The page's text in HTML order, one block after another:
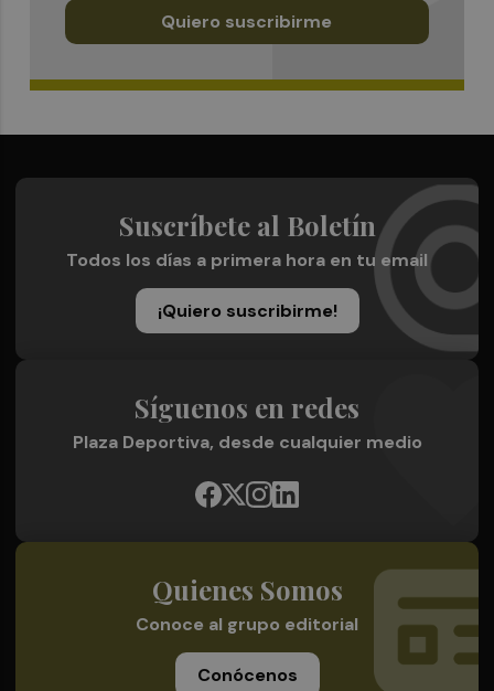
Quiero suscribirme
Suscríbete al Boletín
Todos los días a primera hora en tu email
¡Quiero suscribirme!
Síguenos en redes
Plaza Deportiva, desde cualquier medio
Quienes Somos
Conoce al grupo editorial
Conócenos